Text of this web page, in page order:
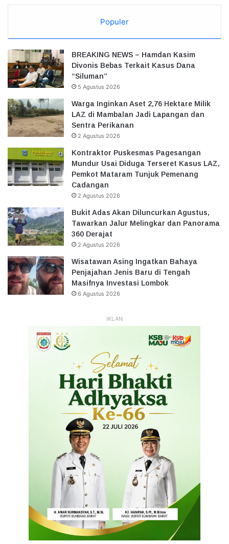
Populer
BREAKING NEWS – Hamdan Kasim
Divonis Bebas Terkait Kasus Dana
“Siluman”
5 Agustus 2026
Warga Inginkan Aset 2,76 Hektare Milik
LAZ di Mambalan Jadi Lapangan dan
Sentra Perikanan
2 Agustus 2026
Kontraktor Puskesmas Pagesangan
Mundur Usai Diduga Terseret Kasus LAZ,
Pemkot Mataram Tunjuk Pemenang
Cadangan
2 Agustus 2026
Bukit Adas Akan Diluncurkan Agustus,
Tawarkan Jalur Melingkar dan Panorama
360 Derajat
2 Agustus 2026
Wisatawan Asing Ingatkan Bahaya
Penjajahan Jenis Baru di Tengah
Masifnya Investasi Lombok
6 Agustus 2026
IKLAN